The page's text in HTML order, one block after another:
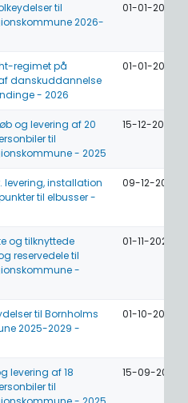
til
2026-
01-01-2026
regimet på
danskuddannelse
- 2026
01-01-2026
og levering af 20
til
- 2025
15-12-2025
levering, installation
til elbusser -
09-12-2025
og tilknyttede
reservedele til
-
01-11-2025
til Bornholms
2025-2029 -
01-10-2025
levering af 18
til
15-09-2025